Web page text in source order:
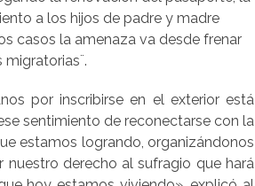
a los hijos de padre y madre
casos la amenaza va desde frenar
por inscribirse en el exterior está
sentimiento de reconectarse con la
estamos logrando, organizándonos
derecho al sufragio que hará